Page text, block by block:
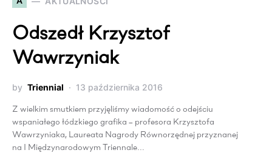
Odszedł Krzysztof
Wawrzyniak
by Triennial 13 października 2016
Z wielkim smutkiem przyjęliśmy wiadomość o odejściu
wspaniałego łódzkiego grafika – profesora Krzysztofa
Wawrzyniaka, Laureata Nagrody Równorzędnej przyznanej
na I Międzynarodowym Triennale…